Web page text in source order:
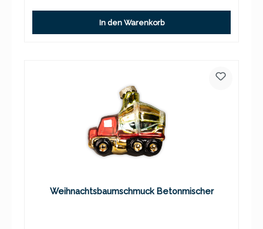
In den Warenkorb
Weihnachtsbaumschmuck Betonmischer